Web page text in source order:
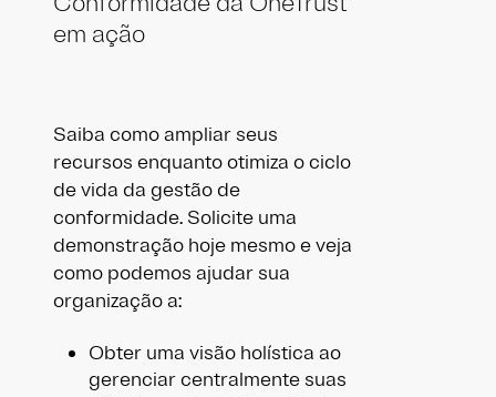
em ação
Saiba como ampliar seus
recursos enquanto otimiza o ciclo
de vida da gestão de
conformidade. Solicite uma
demonstração hoje mesmo e veja
como podemos ajudar sua
organização a:
Obter uma visão holística ao
gerenciar centralmente suas